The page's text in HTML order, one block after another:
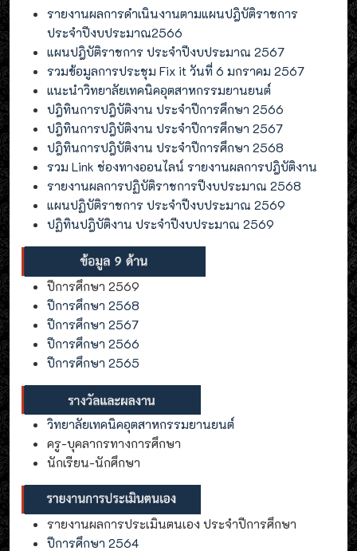
รายงานผลการดำเนินงานตามแผนปฎิบัติราชการ
ประจำปีงบประมาณ2566
แผนปฎิบัติราชการ ประจำปีงบประมาณ 2567
รวมข้อมูลการประชุม Fix it วันที่ 6 มกราคม 2567
แนะนำวิทยาลัยเทคนิคอุตสาหกรรมยานยนต์
ปฎิทินการปฎิบัติงาน ประจำปีการศึกษา 2566
ปฎิทินการปฎิบัติงาน ประจำปีการศึกษา 2567
ปฎิทินการปฎิบัติงาน ประจำปีการศึกษา 2568
รวม Link ช่องทางออนไลน์ รายงานผลการปฎิบัติงาน
รายงานผลการปฏิบัติราชการปีงบประมาณ 2568
แผนปฏิบัติราชการ ประจำปีงบประมาณ 2569
ปฏิทินปฎิบัติงาน ประจำปีงบประมาณ 2569
ปีการศึกษา 2569
ปีการศึกษา 2568
ปีการศึกษา 2567
ปีการศึกษา 2566
ปีการศึกษา 2565
วิทยาลัยเทคนิคอุตสาหกรรมยานยนต์
ครู-บุคลากรทางการศึกษา
นักเรียน-นักศึกษา
รายงานผลการประเมินตนเอง ประจำปีการศึกษา
ปีการศึกษา 2564